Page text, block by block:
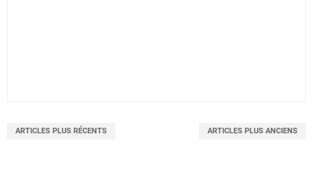
ARTICLES PLUS RÉCENTS ARTICLES PLUS ANCIENS